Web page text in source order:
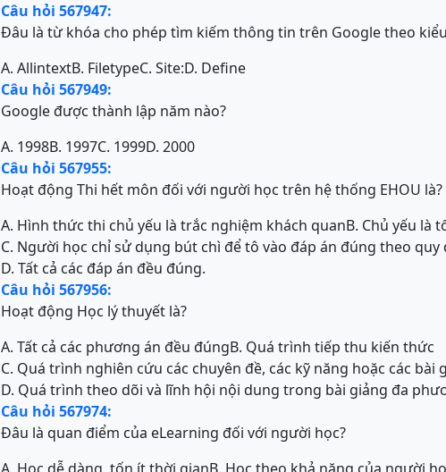
Câu hỏi 567947:
Đâu là từ khóa cho phép tìm kiếm thông tin trên Google theo
A. AllintextB. FiletypeC. Site:D. Define
Câu hỏi 567949:
Google được thành lập năm nào?
A. 1998B. 1997C. 1999D. 2000
Câu hỏi 567955:
Hoạt động Thi hết môn đối với người học trên hệ thống EHOU là?
A. Hình thức thi chủ yếu là trắc nghiệm khách quanB. Chủ yếu là
C. Người học chỉ sử dụng bút chì để tô vào đáp án đúng theo
D. Tất cả các đáp án đều đúng.
Câu hỏi 567956:
Hoạt động Học lý thuyết là?
A. Tất cả các phương án đều đúngB. Quá trình tiếp thu kiến thức
C. Quá trình nghiên cứu các chuyên đề, các kỹ năng hoặc các bài
D. Quá trình theo dõi và lĩnh hội nội dung trong bài giảng đa
Câu hỏi 567974:
Đâu là quan điểm của eLearning đối với người học?